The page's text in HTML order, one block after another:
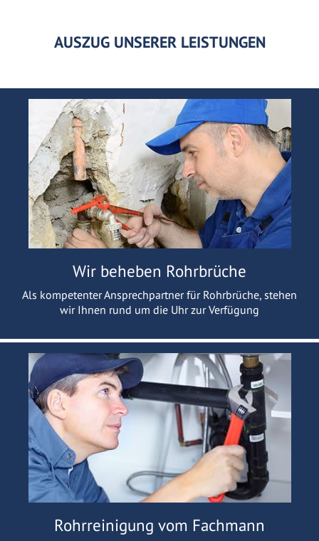
AUSZUG UNSERER LEISTUNGEN
Wir beheben Rohrbrüche
Als kompetenter Ansprechpartner für Rohrbrüche, stehen
wir Ihnen rund um die Uhr zur Verfügung
Rohrreinigung vom Fachmann